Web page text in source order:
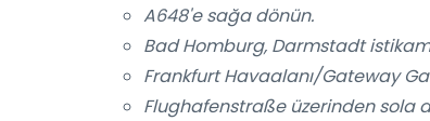
A648'e sağa dönün.
Bad Homburg, Darmstadt
Frankfurt Havaalanı/Gateway
Flughafenstraße üzerinden sola